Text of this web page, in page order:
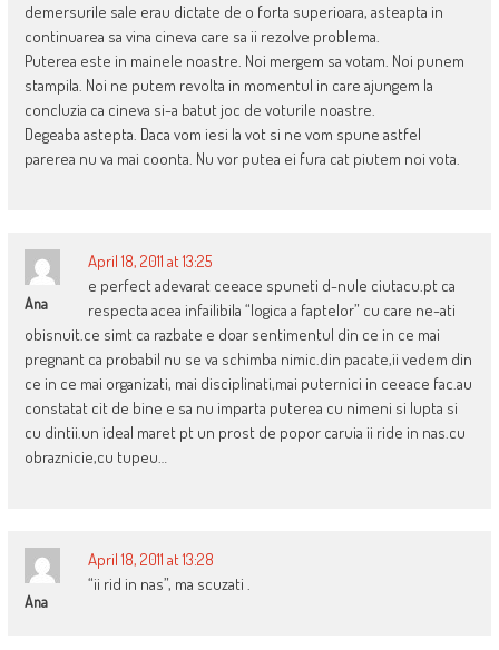
demersurile sale erau dictate de o forta superioara, asteapta in
continuarea sa vina cineva care sa ii rezolve problema.
Puterea este in mainele noastre. Noi mergem sa votam. Noi punem
stampila. Noi ne putem revolta in momentul in care ajungem la
concluzia ca cineva si-a batut joc de voturile noastre.
Degeaba astepta. Daca vom iesi la vot si ne vom spune astfel
parerea nu va mai coonta. Nu vor putea ei fura cat piutem noi vota.
Ana
April 18, 2011 at 13:25
e perfect adevarat ceeace spuneti d-nule ciutacu.pt ca
respecta acea infailibila “logica a faptelor” cu care ne-ati
obisnuit.ce simt ca razbate e doar sentimentul din ce in ce mai
pregnant ca probabil nu se va schimba nimic.din pacate,ii vedem din
ce in ce mai organizati, mai disciplinati,mai puternici in ceeace fac.au
constatat cit de bine e sa nu imparta puterea cu nimeni si lupta si
cu dintii.un ideal maret pt un prost de popor caruia ii ride in nas.cu
obraznicie,cu tupeu…
Ana
April 18, 2011 at 13:28
“ii rid in nas”, ma scuzati .